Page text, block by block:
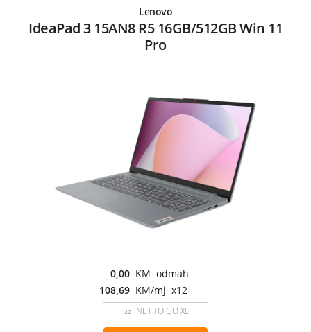
Lenovo
IdeaPad 3 15AN8 R5 16GB/512GB Win 11
Pro
0,00 KM odmah
108,69 KM/mj x12
uz NET TO GO XL